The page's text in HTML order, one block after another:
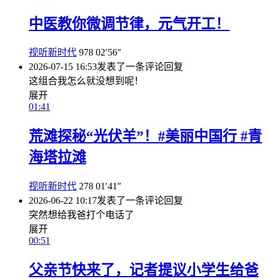
中医教你微调节律，元气开工！
视听新时代 978 02′56″
2026-07-15 16:53发表了一条评论回复
这组合我怎么就没想到呢！
展开
01:41
荒滩探秘“光伏羊”！#美丽中国行 #青
海塔拉滩
视听新时代 278 01′41″
2026-06-22 10:17发表了一条评论回复
突然想给我爸打个电话了
展开
00:51
父亲节快来了，记者提议小学生给爸